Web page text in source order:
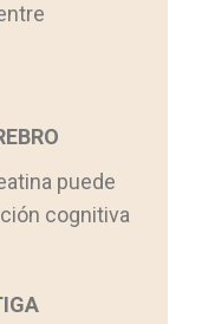
puede
cognitiva